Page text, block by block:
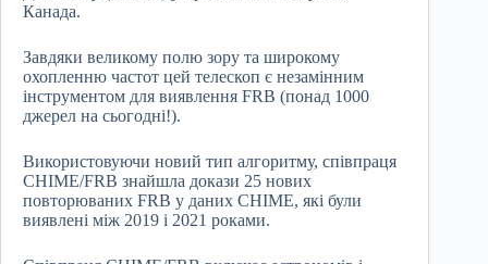
Канада.
Завдяки великому полю зору та широкому
охопленню частот цей телескоп є незамінним
інструментом для виявлення FRB (понад 1000
джерел на сьогодні!).
Використовуючи новий тип алгоритму, співпраця
CHIME/FRB знайшла докази 25 нових
повторюваних FRB у даних CHIME, які були
виявлені між 2019 і 2021 роками.